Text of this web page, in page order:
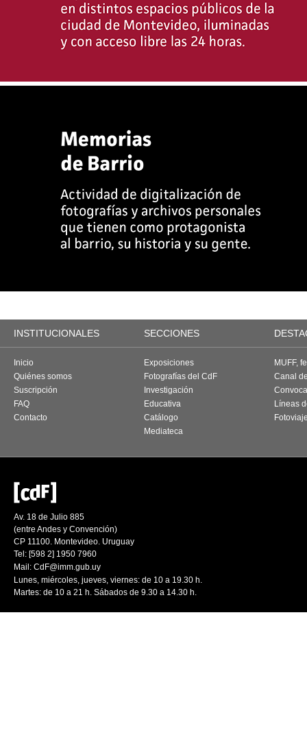
INSTITUCIONALES SECCIONES
Inicio
Quiénes somos
Suscripción
FAQ
Contacto
Exposiciones
Fotografías del CdF
Investigación
Educativa
Catálogo
Mediateca
MUFF,
Canal
Líneas
Av. 18 de Julio 885
(entre Andes y Convención)
CP 11100. Montevideo. Uruguay
Tel: [598 2] 1950 7960
Mail: CdF@imm.gub.uy
Lunes, miércoles, jueves, viernes: de 10 a 19.30 h.
Martes: de 10 a 21 h. Sábados de 9.30 a 14.30 h.